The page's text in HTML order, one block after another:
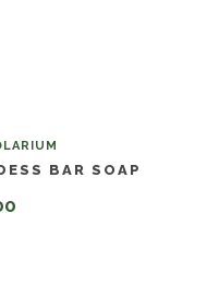
BAR SOAP